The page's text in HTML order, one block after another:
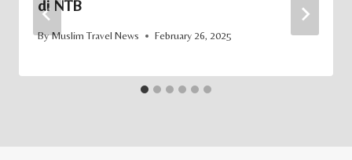
di NTB
ByMuslim Travel News February 26, 2025